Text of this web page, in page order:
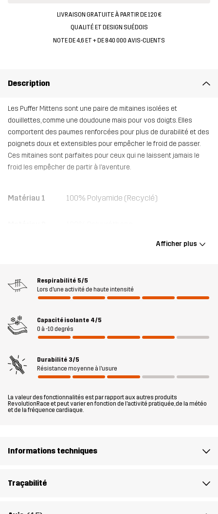
LIVRAISON GRATUITE À PARTIR DE 120 €
QUALITÉ ET DESIGN SUÉDOIS
NOTE DE 4,6 ET + DE 840 000 AVIS-CLIENTS
Description
Les Puffer Mittens sont une paire de mitaines isolées et
douillettes, comme une doudoune mais pour vos doigts. Elles
comportent des paumes renforcées pour plus de durabilité et des
poignets doux et extensibles pour empêcher le froid de passer.
Ces mitaines sont parfaites pour ceux qui ne laissent jamais le
froid les empêcher de partir à l’aventure.
Matériau 1 100% Polyamide (Recyclé)
Matériau 3 95% Polyester, 5% Élasthanne
Remplissage 1 100% Polyester
Doublure 1 100% Polyester
Poids 113g
Conçu pour TOUS LES JOURS
Afficher plus
Respirabilité 5/5
Lors d'une activité de haute intensité
Capacité isolante 4/5
0 à -10 degrés
Durabilité 3/5
Résistance moyenne à l'usure
La valeur des fonctionnalités est par rapport aux autres produits
RevolutionRace et peut varier en fonction de l'activité pratiquée, de la météo
et de la fréquence cardiaque.
Informations techniques
Traçabilité